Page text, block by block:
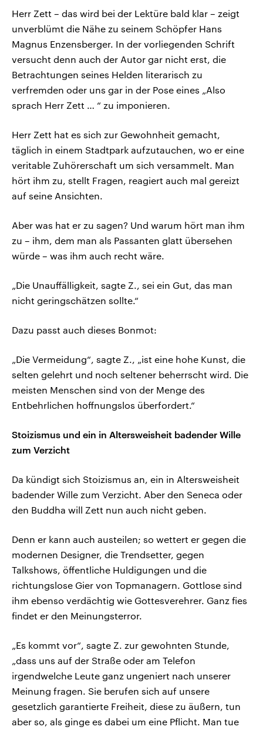
Herr Zett – das wird bei der Lektüre bald klar – zeigt
unverblümt die Nähe zu seinem Schöpfer Hans
Magnus Enzensberger. In der vorliegenden Schrift
versucht denn auch der Autor gar nicht erst, die
Betrachtungen seines Helden literarisch zu
verfremden oder uns gar in der Pose eines „Also
sprach Herr Zett … “ zu imponieren.
Herr Zett hat es sich zur Gewohnheit gemacht,
täglich in einem Stadtpark aufzutauchen, wo er eine
veritable Zuhörerschaft um sich versammelt. Man
hört ihm zu, stellt Fragen, reagiert auch mal gereizt
auf seine Ansichten.
Aber was hat er zu sagen? Und warum hört man ihm
zu – ihm, dem man als Passanten glatt übersehen
würde – was ihm auch recht wäre.
„Die Unauffälligkeit, sagte Z., sei ein Gut, das man
nicht geringschätzen sollte.“
Dazu passt auch dieses Bonmot:
„Die Vermeidung“, sagte Z., „ist eine hohe Kunst, die
selten gelehrt und noch seltener beherrscht wird. Die
meisten Menschen sind von der Menge des
Entbehrlichen hoffnungslos überfordert.“
Stoizismus und ein in Altersweisheit badender Wille
zum Verzicht
Da kündigt sich Stoizismus an, ein in Altersweisheit
badender Wille zum Verzicht. Aber den Seneca oder
den Buddha will Zett nun auch nicht geben.
Denn er kann auch austeilen; so wettert er gegen die
modernen Designer, die Trendsetter, gegen
Talkshows, öffentliche Huldigungen und die
richtungslose Gier von Topmanagern. Gottlose sind
ihm ebenso verdächtig wie Gottesverehrer. Ganz fies
findet er den Meinungsterror.
„Es kommt vor“, sagte Z. zur gewohnten Stunde,
„dass uns auf der Straße oder am Telefon
irgendwelche Leute ganz ungeniert nach unserer
Meinung fragen. Sie berufen sich auf unsere
gesetzlich garantierte Freiheit, diese zu äußern, tun
aber so, als ginge es dabei um eine Pflicht. Man tue